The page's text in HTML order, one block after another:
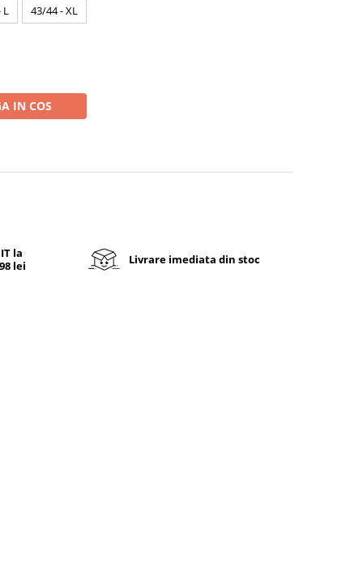
L 43/44 - XL
IN COS
la
lei
Livrare imediata din stoc